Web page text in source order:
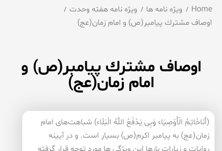
Home ویژه نامه ها
ویژه نامه هفته وحدت
اوصاف مشترك پیامبر(ص) و امام زمان(عج)
اوصاف مشترك پیامبر(ص) و
امام زمان(عج)
(أَنَاخَاتِمُ الْأَوْصِیَاء وَبِی یَدْفَعُ اللَّهُ الْبَلَاء) شباهت‌های امام
زمان(عج) به پیامبر اكرم(ص) بسیار است. و در آیینه